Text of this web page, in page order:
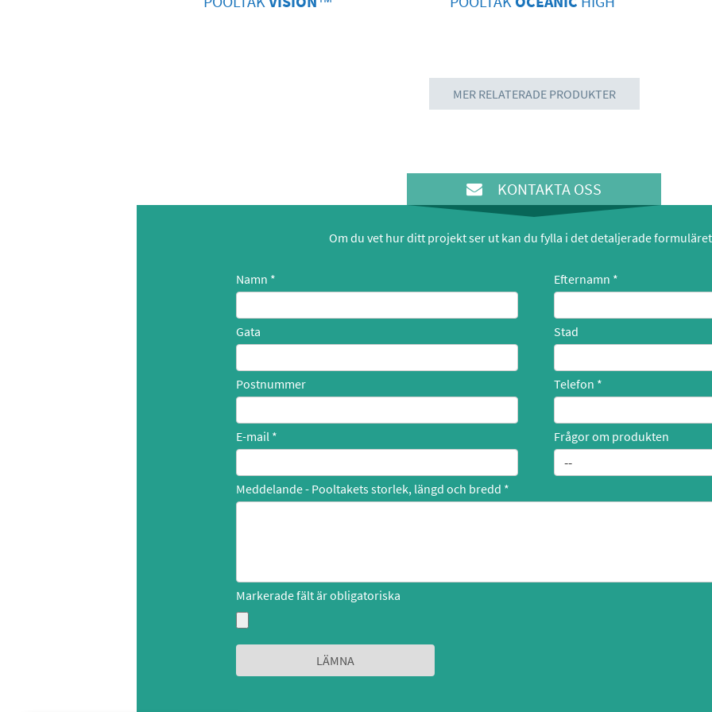
MER RELATERADE PRODUKTER
KONTAKTA OSS
Om du vet hur ditt projekt ser ut kan du fylla i det detaljerade formuläret
Namn Efternamn
Gata Stad
Postnummer Telefon
E-mail Frågor om produkten
Meddelande - Pooltakets storlek, längd och bredd
Markerade fält är obligatoriska